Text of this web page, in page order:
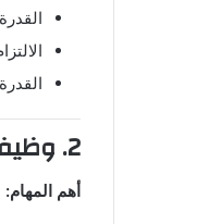
2. وظيفة: مشرف الائتمان لدى فندق ميلينيوم الدوحة
أهم المهام: